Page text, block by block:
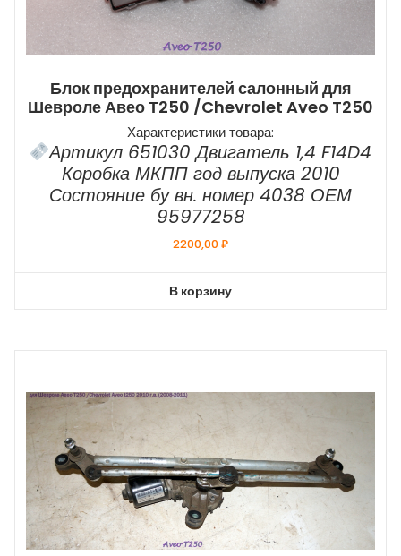
Блок предохранителей салонный для
Шевроле Авео Т250 /Chevrolet Aveo T250
Характеристики товара:
Артикул 651030 Двигатель 1,4 F14D4
Коробка МКПП год выпуска 2010
Состояние бу вн. номер 4038 ОЕМ
95977258
2200,00₽
В корзину